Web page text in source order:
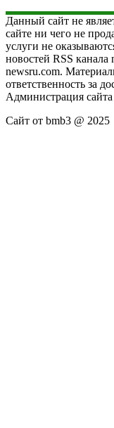
Данный сайт не
сайте ни чего не
услуги не
новостей RSS канала
newsru.com.
ответственность за
Администрация сайта
Сайт от bmb3 @ 2025